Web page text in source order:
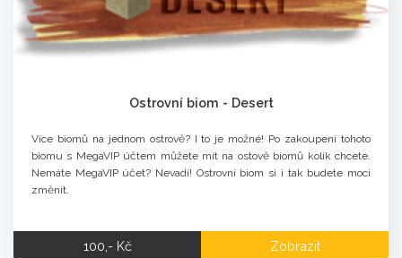
Ostrovní biom - Desert
Více biomů na jednom ostrově? I to je možné! Po zakoupení tohoto
biomu s MegaVIP účtem můžete mít na ostově biomů kolik chcete.
Nemáte MegaVIP účet? Nevadí! Ostrovní biom si i tak budete moci
změnit.
100,- Kč Zobrazit